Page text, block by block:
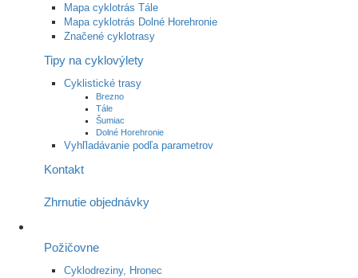
Mapa cyklotrás Tále
Mapa cyklotrás Dolné Horehronie
Značené cyklotrasy
Tipy na cyklovýlety
Cyklistické trasy
Brezno
Tále
Šumiac
Dolné Horehronie
Vyhľladávanie podľa parametrov
Kontakt
Zhrnutie objednávky
Požičovne
Cyklodreziny, Hronec